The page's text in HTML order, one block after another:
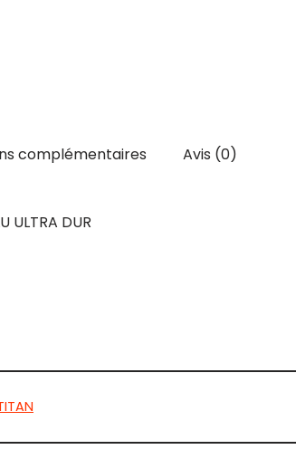
complémentaires Avis (0)
ULTRA DUR